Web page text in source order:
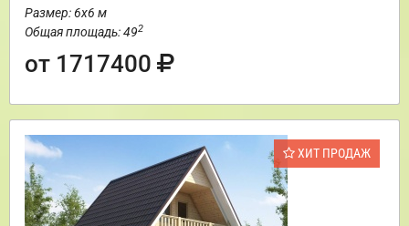
Размер: 6х6 м
Общая площадь: 492
от 1717400
ХИТ ПРОДАЖ